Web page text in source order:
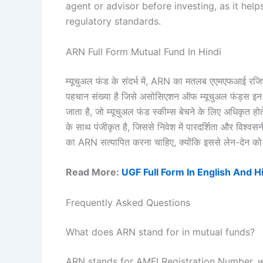
agent or advisor before investing, as it
regulatory standards.
ARN Full Form Mutual Fund In Hindi
म्यूचुअल फंड के संदर्भ में, ARN का मतलब एएमएफआई
पहचान संख्या है जिसे असोसिएशन ऑफ म्यूचुअल फंड्स इन
जाता है, जो म्यूचुअल फंड स्कीम्स बेचने के लिए अधिकृत
के साथ पंजीकृत है, जिससे निवेश में पारदर्शिता और
का ARN सत्यापित करना चाहिए, क्योंकि इससे लेन-देन
Read More: UGF Full Form In English And
Frequently Asked Questions
What does ARN stand for in mutual funds?